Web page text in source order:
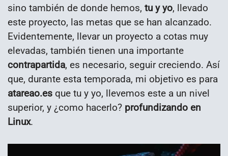
sino también de donde hemos, tu y yo, llevado
este proyecto, las metas que se han alcanzado.
Evidentemente, llevar un proyecto a cotas muy
elevadas, también tienen una importante
contrapartida, es necesario, seguir creciendo. Así
que, durante esta temporada, mi objetivo es para
atareao.es que tu y yo, llevemos este a un nivel
superior, y ¿como hacerlo? profundizando en
Linux.